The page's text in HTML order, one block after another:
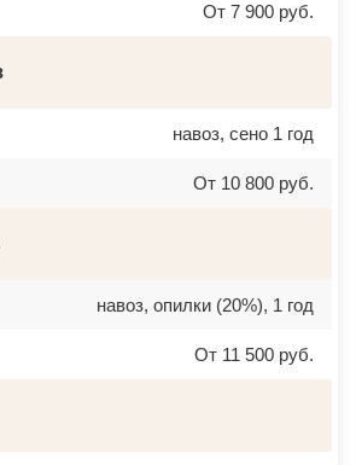
От 7 900 руб.
навоз, сено 1 год
От 10 800 руб.
навоз, опилки (20%), 1 год
От 11 500 руб.